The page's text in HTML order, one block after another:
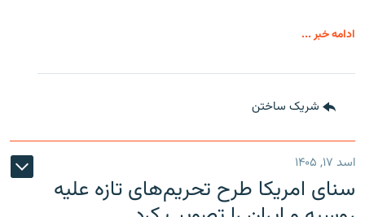
ادامه خبر ...
شریک ساختن
اسد ۱۷, ۱۴۰۵
سنای امریکا طرح تحریم‌های تازه علیه